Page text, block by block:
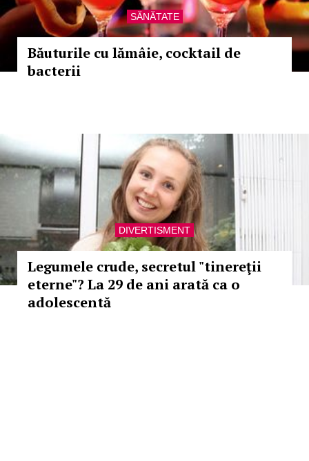
SĂNĂTATE
Băuturile cu lămâie, cocktail de
bacterii
DIVERTISMENT
Legumele crude, secretul "tinereţii
eterne"? La 29 de ani arată ca o
adolescentă